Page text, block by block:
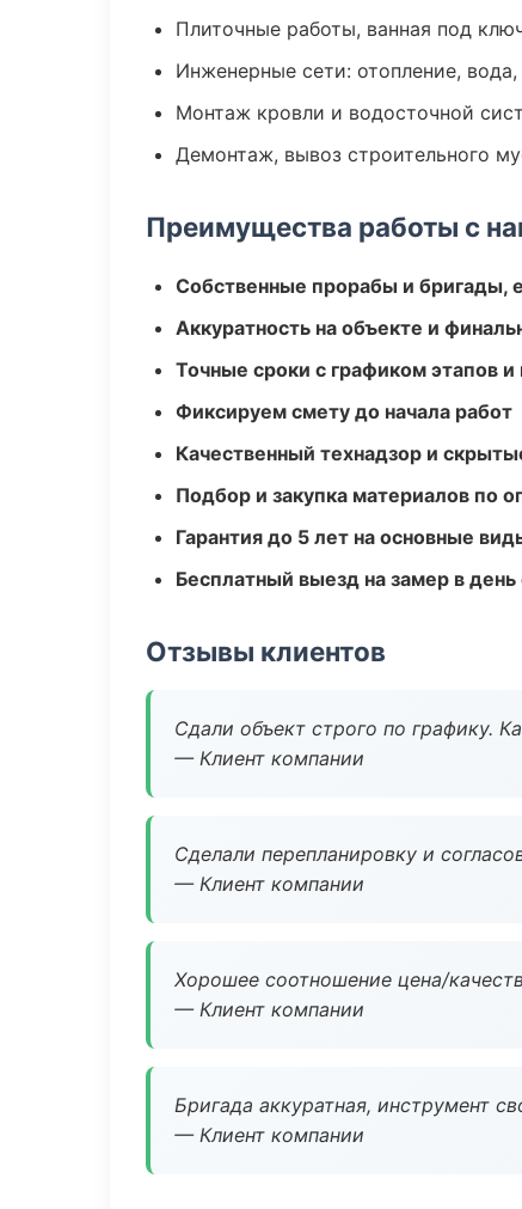
Плиточные работы, ванная под
Инженерные сети: отопление, вода,
Монтаж кровли и водосточной
Демонтаж, вывоз строительного
Преимущества работы с
Собственные прорабы и бригады,
Аккуратность на объекте и
Точные сроки с графиком этапов
Фиксируем смету до начала работ
Качественный технадзор и
Подбор и закупка материалов по
Гарантия до 5 лет на основные
Бесплатный выезд на замер в
Отзывы клиентов
Сдали объект строго по графику.
— Клиент компании
Сделали перепланировку и
— Клиент компании
Хорошее соотношение цена/
— Клиент компании
Бригада аккуратная, инструмент
— Клиент компании